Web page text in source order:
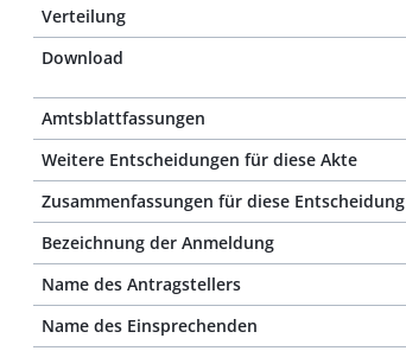
Verteilung
Download
Amtsblattfassungen
Weitere Entscheidungen für diese Akte
Zusammenfassungen für diese Entscheidung
Bezeichnung der Anmeldung
Name des Antragstellers
Name des Einsprechenden